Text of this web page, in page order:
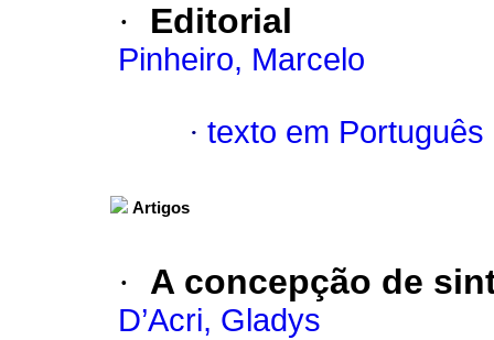
· Editorial
Pinheiro, Marcelo
· texto em Português
Artigos
· A concepção de
D’Acri, Gladys